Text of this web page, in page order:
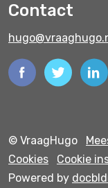
Contact
© VraagHugo
Cookies
Cookie
Powered by